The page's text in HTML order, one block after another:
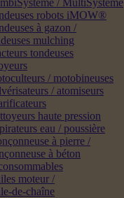
/ MultiSystème
robots iMOW®
à gazon /
mulching
tondeuses
/ motobineuses
/ atomiseurs
haute pression
eau / poussière
à pierre /
à béton
moteur /
de-chaîne